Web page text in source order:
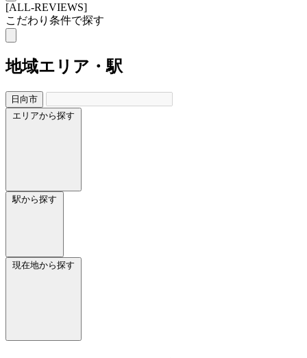
[ALL-REVIEWS]
こだわり条件で探す
地域エリア・駅
日向市
エリアから探す
駅から探す
現在地から探す